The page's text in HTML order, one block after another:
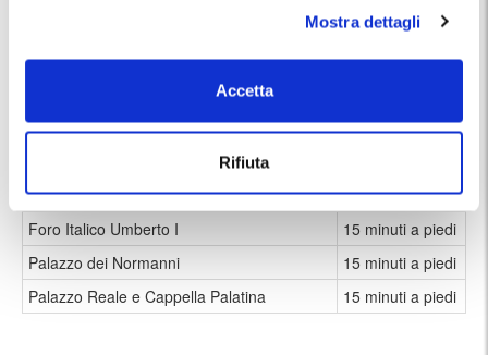
Mostra dettagli
Accetta
Rifiuta
1 minuto a piedi
Chiesa di San Cataldo
3 minuti a piedi
Cattedrale di Palermo
10 minuti a piedi
Piazza Giuseppe Verdi e il Teatro Massimo
10 minuti a piedi
Foro Italico Umberto I
15 minuti a piedi
Palazzo dei Normanni
15 minuti a piedi
Palazzo Reale e Cappella Palatina
15 minuti a piedi